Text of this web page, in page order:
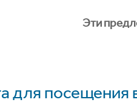
Эти
для посещения